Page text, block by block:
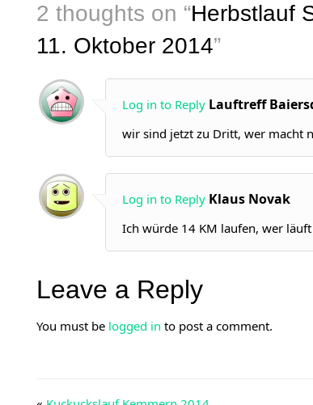
2 thoughts on “Herbstlauf
11. Oktober 2014”
Log in to Reply Lauftreff
wir sind jetzt zu Dritt, wer macht
Log in to Reply Klaus Novak
Ich würde 14 KM laufen, wer
Leave a Reply
You must be logged in to post a comment.